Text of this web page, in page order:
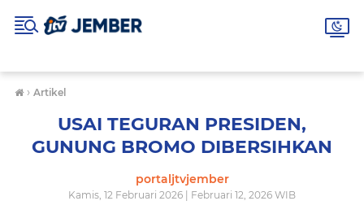
› Artikel
USAI TEGURAN PRESIDEN,
GUNUNG BROMO DIBERSIHKAN
portaljtvjember
Kamis, 12 Februari 2026 | Februari 12, 2026 WIB